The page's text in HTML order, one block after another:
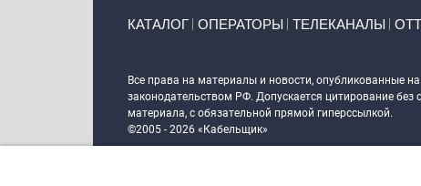
КАТАЛОГ ОПЕРАТОРЫ ТЕЛЕКАНАЛЫ ОТТ
Все права на материалы и новости, опубликованные на
законодательством РФ. Допускается цитирование без
материала, с обязательной прямой гиперссылкой.
©2005 - 2026 «Кабельщик»